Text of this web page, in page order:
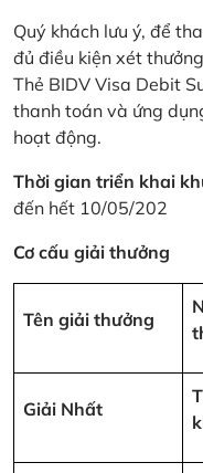
Quý khách lưu ý, để
đủ điều kiện xét
Thẻ BIDV Visa Debit
thanh toán và ứng
hoạt động.
Thời gian triển khai
đến hết 10/05/202
Cơ cấu giải thưởng
Tên giải thưởng
Giải Nhất